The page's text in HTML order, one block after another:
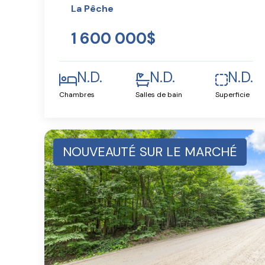
La Pêche
1 600 000$
N.D.
Chambres
N.D.
Salles de bain
N.D.
Superficie
NOUVEAUTÉ SUR LE MARCHÉ